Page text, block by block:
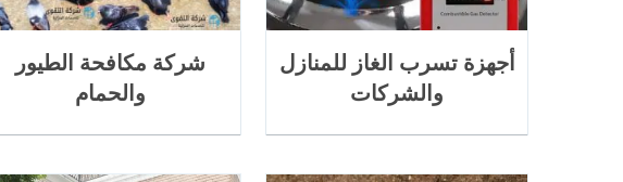
أجهزة تسرب الغاز للمنازل
والشركات
شركة مكافحة الطيور
والحمام